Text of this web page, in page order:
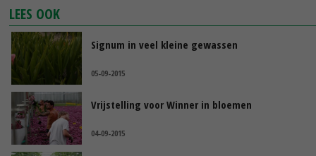
LEES OOK
Signum in veel kleine gewassen
05-09-2015
Vrijstelling voor Winner in bloemen
04-09-2015